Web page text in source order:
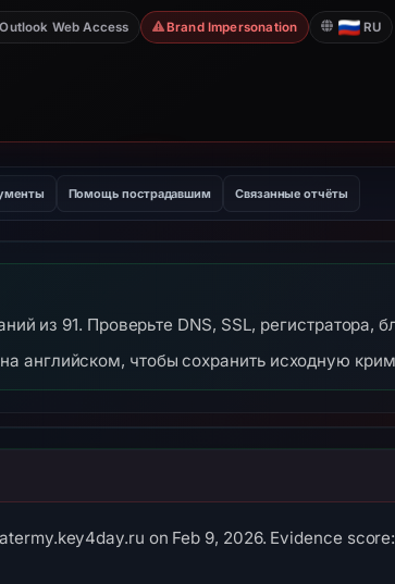
Outlook Web Access Brand Impersonation RU
Помощь пострадавшим Связанные отчёты
из 91. Проверьте DNS, SSL, регистратора,
английском, чтобы сохранить исходную
on Feb 9, 2026. Evidence